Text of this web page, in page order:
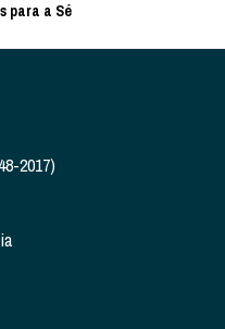
para a Sé
2017)